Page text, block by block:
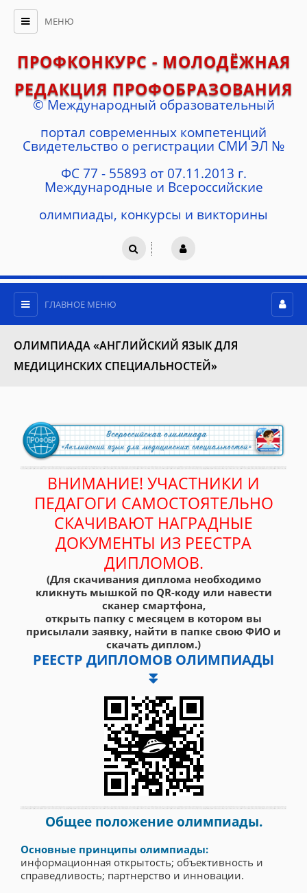
МЕНЮ
ПРОФКОНКУРС - МОЛОДЁЖНАЯ
РЕДАКЦИЯ ПРОФОБРАЗОВАНИЯ
© Международный образовательный
портал современных компетенций
Cвидетельство о регистрации СМИ ЭЛ №
ФС 77 - 55893 от 07.11.2013 г.
Международные и Всероссийские
олимпиады, конкурсы и викторины
ГЛАВНОЕ МЕНЮ
ОЛИМПИАДА «АНГЛИЙСКИЙ ЯЗЫК ДЛЯ
МЕДИЦИНСКИХ СПЕЦИАЛЬНОСТЕЙ»
ВНИМАНИЕ! УЧАСТНИКИ И
ПЕДАГОГИ САМОСТОЯТЕЛЬНО
СКАЧИВАЮТ НАГРАДНЫЕ
ДОКУМЕНТЫ ИЗ РЕЕСТРА
ДИПЛОМОВ.
(Для скачивания диплома необходимо
кликнуть мышкой по QR-коду или навести
сканер смартфона,
открыть папку с месяцем в котором вы
присылали заявку, найти в папке свою ФИО и
скачать диплом.)
РЕЕСТР ДИПЛОМОВ ОЛИМПИАДЫ
⏬
Общее положение олимпиады.
Основные принципы олимпиады:
информационная открытость; объективность и
справедливость; партнерство и инновации.